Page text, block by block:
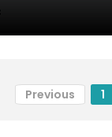
Previous 1